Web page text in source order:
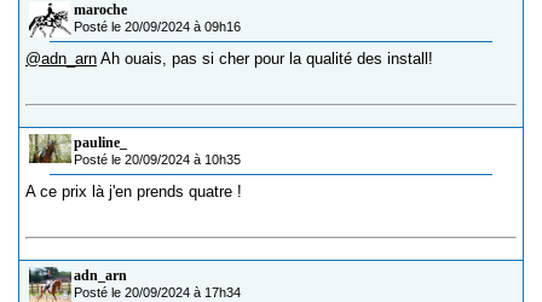
maroche
Posté le 20/09/2024 à 09h16
@adn_arn Ah ouais, pas si cher pour la qualité des install!
pauline_
Posté le 20/09/2024 à 10h35
A ce prix là j'en prends quatre !
adn_arn
Posté le 20/09/2024 à 17h34